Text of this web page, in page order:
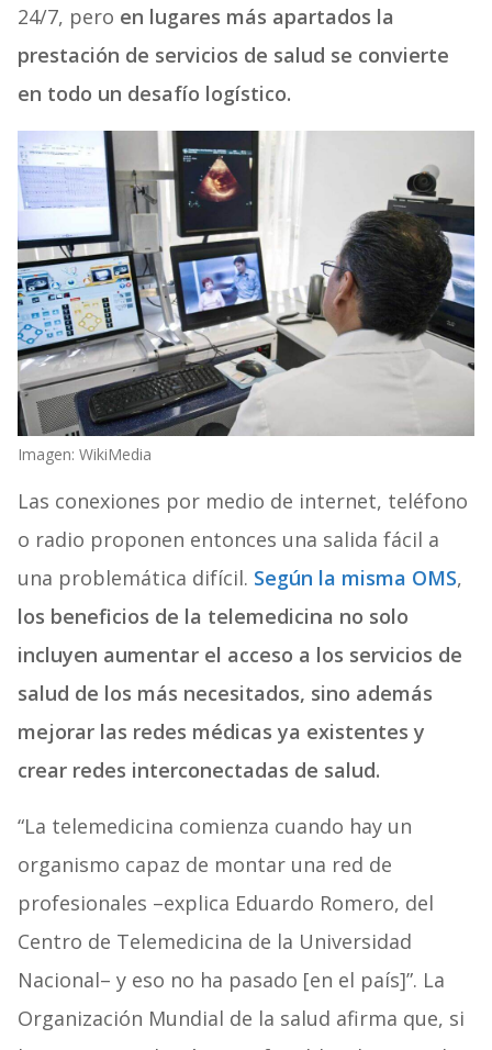
24/7, pero en lugares más apartados la
prestación de servicios de salud se convierte
en todo un desafío logístico.
Imagen: WikiMedia
Las conexiones por medio de internet, teléfono
o radio proponen entonces una salida fácil a
una problemática difícil. Según la misma OMS,
los beneficios de la telemedicina no solo
incluyen aumentar el acceso a los servicios de
salud de los más necesitados, sino además
mejorar las redes médicas ya existentes y
crear redes interconectadas de salud.
“La telemedicina comienza cuando hay un
organismo capaz de montar una red de
profesionales –explica Eduardo Romero, del
Centro de Telemedicina de la Universidad
Nacional– y eso no ha pasado [en el país]”. La
Organización Mundial de la salud afirma que, si